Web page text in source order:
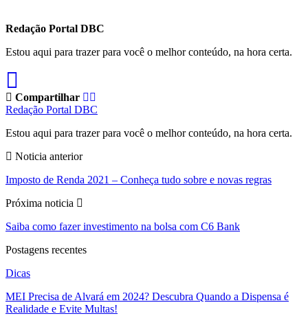
Redação Portal DBC
Estou aqui para trazer para você o melhor conteúdo, na hora certa.
Compartilhar
Redação Portal DBC
Estou aqui para trazer para você o melhor conteúdo, na hora certa.
Noticia anterior
Imposto de Renda 2021 – Conheça tudo sobre e novas regras
Próxima noticia
Saiba como fazer investimento na bolsa com C6 Bank
Postagens recentes
Dicas
MEI Precisa de Alvará em 2024? Descubra Quando a Dispensa é
Realidade e Evite Multas!